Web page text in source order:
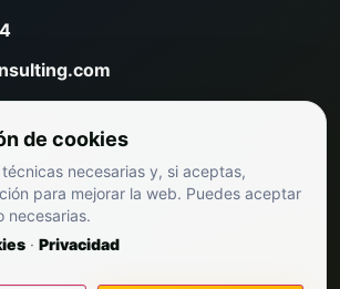
clínico
de cookies
necesarias y, si aceptas,
para mejorar la web. Puedes aceptar
necesarias.
· Privacidad